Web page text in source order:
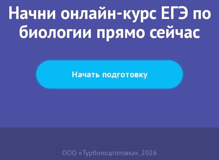
Начни онлайн-курс ЕГЭ по
биологии прямо сейчас
Начать подготовку
ООО «Турбоподготовка», 2026